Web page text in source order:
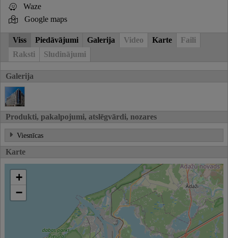
Waze
Google maps
Viss Piedāvājumi Galerija Video Karte
Faili
Raksti
Sludinājumi
Galerija
Produkti, pakalpojumi, atslēgvārdi, nozares
Viesnīcas
Karte
+
−